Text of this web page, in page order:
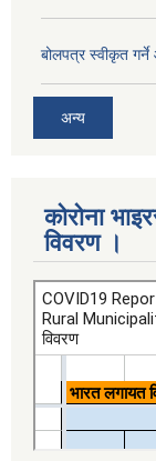
बोलपत्र स्वीकृत
अन्य
कोरोना
विवरण ।